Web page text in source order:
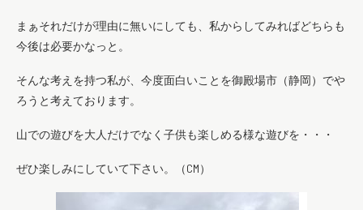
まぁそれだけが理由に無いにしても、私からしてみればどちらも
今後は必要かなっと。
そんな考えを持つ私が、今度面白いことを御殿場市（静岡）でや
ろうと考えております。
山での遊びを大人だけでなく子供も楽しめる様な遊びを・・・
ぜひ楽しみにしていて下さい。（CM）